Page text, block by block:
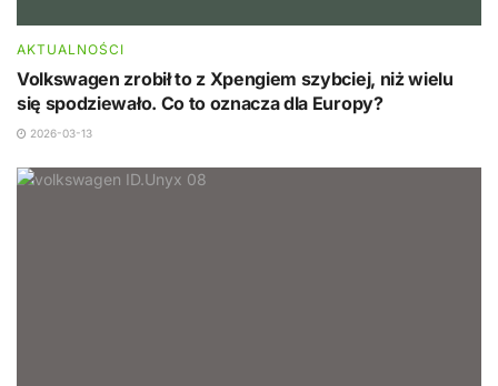
AKTUALNOŚCI
Volkswagen zrobił to z Xpengiem szybciej, niż wielu
się spodziewało. Co to oznacza dla Europy?
2026-03-13